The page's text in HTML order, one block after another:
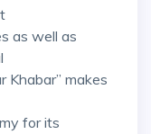
as well as
Khabar” makes
for its